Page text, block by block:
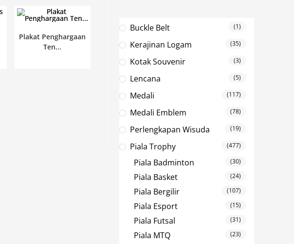
Plakat Penghargaan
Ten...
Buckle Belt (1)
Kerajinan Logam (35)
Kotak Souvenir (3)
Lencana (5)
Medali (117)
Medali Emblem (78)
Perlengkapan Wisuda (19)
Piala Trophy (477)
Piala Badminton (30)
Piala Basket (24)
Piala Bergilir (107)
Piala Esport (15)
Piala Futsal (31)
Piala MTQ (23)